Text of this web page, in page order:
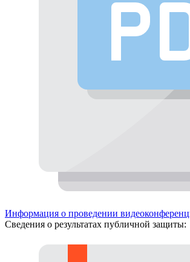
Информация о проведении
Сведения о результатах публичной защиты: